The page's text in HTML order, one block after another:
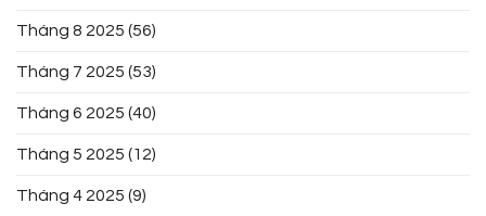
Tháng 8 2025 (56)
Tháng 7 2025 (53)
Tháng 6 2025 (40)
Tháng 5 2025 (12)
Tháng 4 2025 (9)